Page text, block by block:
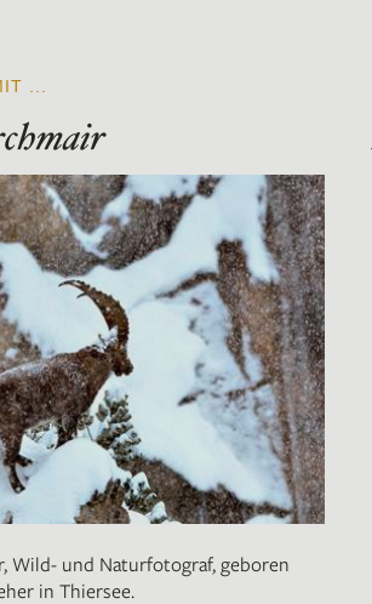
...
Wild- und Naturfotograf, geboren
in Thiersee.